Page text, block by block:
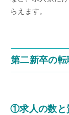
らえます。
第二新卒の
①求人の数と